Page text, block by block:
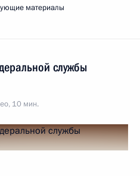
материалы
службы
10 мин.